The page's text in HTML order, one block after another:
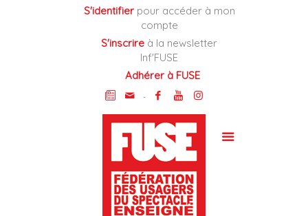
S'identifierpour accéder à mon
compte
S'inscrire à la newsletter
Inf'FUSE
Adhérer à FUSE
-
Cookies management panel